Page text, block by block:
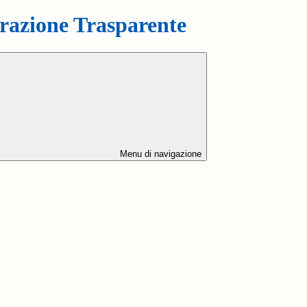
Trasparente
Menu di navigazione